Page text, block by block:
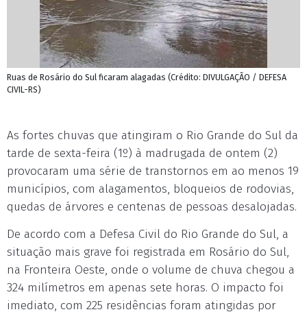
Ruas de Rosário do Sul ficaram alagadas (Crédito: DIVULGAÇÃO / DEFESA
CIVIL-RS)
As fortes chuvas que atingiram o Rio Grande do Sul da
tarde de sexta-feira (1º) à madrugada de ontem (2)
provocaram uma série de transtornos em ao menos 19
municípios, com alagamentos, bloqueios de rodovias,
quedas de árvores e centenas de pessoas desalojadas.
De acordo com a Defesa Civil do Rio Grande do Sul, a
situação mais grave foi registrada em Rosário do Sul,
na Fronteira Oeste, onde o volume de chuva chegou a
324 milímetros em apenas sete horas. O impacto foi
imediato, com 225 residências foram atingidas por